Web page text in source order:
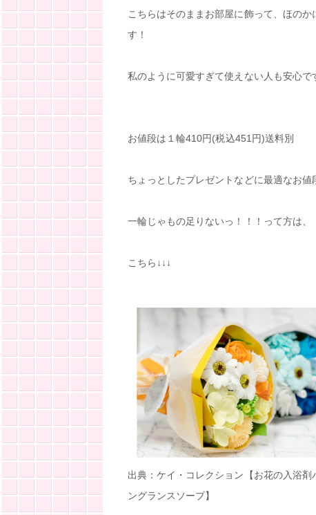
こちらはそのままお部屋に飾って、ほの
す！
私のように可愛すぎて使えない人も安心で
お値段は１輪410円(税込451円)送料別
ちょっとしたプレゼントなどに最適なお値
一輪じゃもの足りないっ！！！って方は、
こちら↓↓↓
出典：ケイ・コレクション【お花の入浴剤
ングランスソープ】